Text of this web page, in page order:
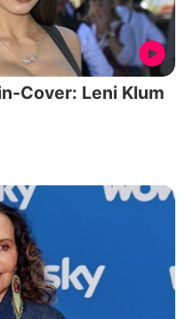
Cover: Leni Klum